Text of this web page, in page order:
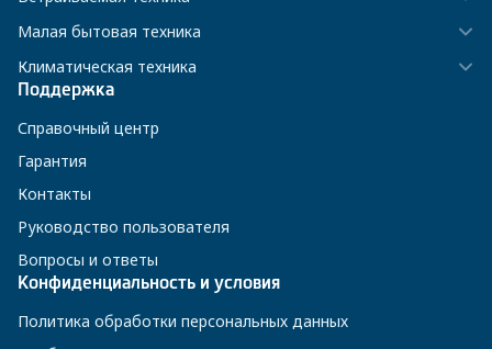
Малая бытовая техника
Климатическая техника
Поддержка
Справочный центр
Гарантия
Контакты
Руководство пользователя
Вопросы и ответы
Конфиденциальность и условия
Политика обработки персональных данных